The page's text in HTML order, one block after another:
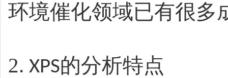
环境催化领域已有很多
2. XPS的分析特点